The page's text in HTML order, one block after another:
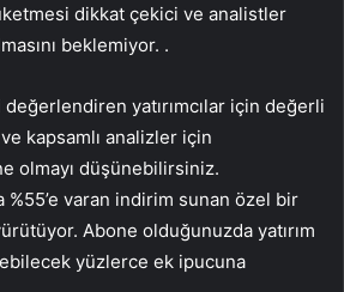
dikkat çekici ve analistler
beklemiyor. .
yatırımcılar için değerli
kapsamlı analizler için
olmayı düşünebilirsiniz.
varan indirim sunan özel bir
Abone olduğunuzda yatırım
yüzlerce ek ipucuna